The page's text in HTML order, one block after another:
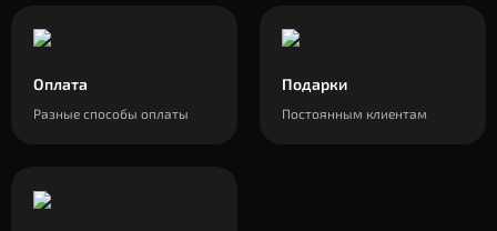
Оплата
Разные способы оплаты
Подарки
Постоянным клиентам